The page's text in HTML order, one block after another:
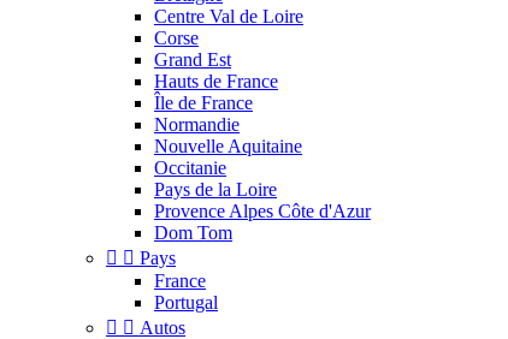
Centre Val de Loire
Corse
Grand Est
Hauts de France
Île de France
Normandie
Nouvelle Aquitaine
Occitanie
Pays de la Loire
Provence Alpes Côte d'Azur
Dom Tom
  Pays
France
Portugal
  Autos